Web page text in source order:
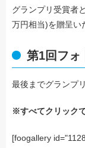
グランプリ受賞者
万円相当)を贈呈い
第1回フ
最後までグランプ
※すべてクリック
[foogallery